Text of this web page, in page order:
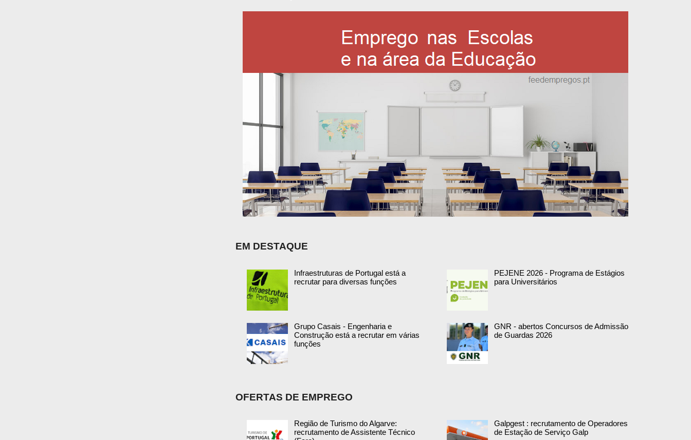
EM DESTAQUE
Infraestruturas de Portugal está a
recrutar para diversas funções
Grupo Casais - Engenharia e
Construção está a recrutar em várias
funções
PEJENE 2026 - Programa de Estágios
para Universitários
GNR - abertos Concursos de Admissão
de Guardas 2026
OFERTAS DE EMPREGO
Região de Turismo do Algarve:
recrutamento de Assistente Técnico
Galpgest : recrutamento de Operadores
de Estação de Serviço Galp